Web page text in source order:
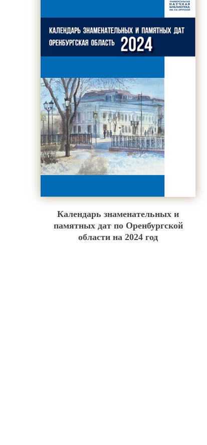
Календарь знаменательных и
памятных дат по Оренбургской
области на 2024 год